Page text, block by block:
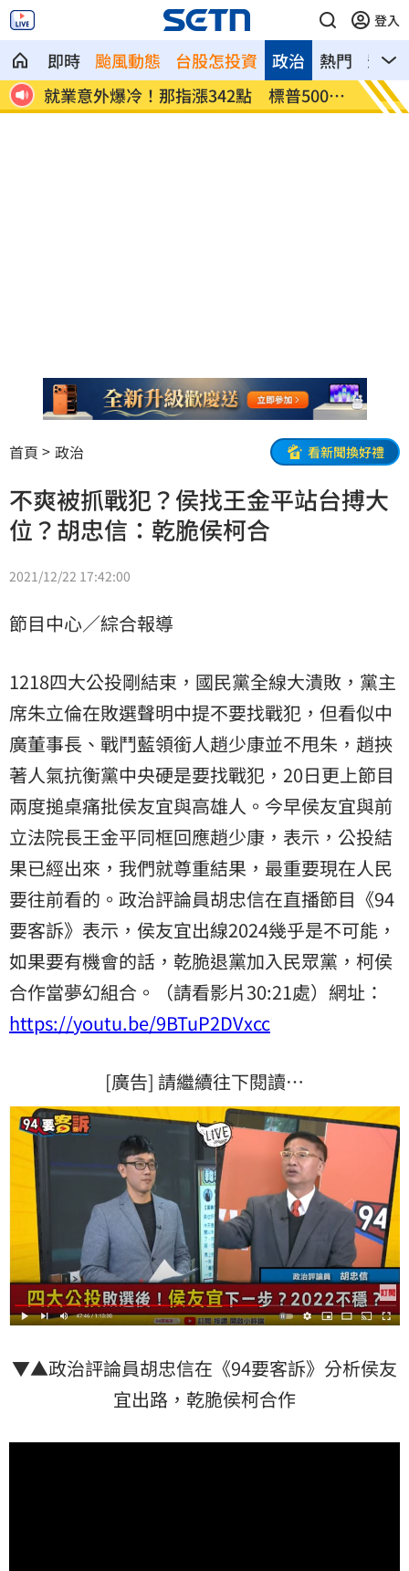
登入
即時 颱風動態 台股怎投資 熱門 影音
政治
炸
就業意外爆冷！那指漲342點 標普500新
高
美通
關稅
首頁 政治 看新聞換好禮
不爽被抓戰犯？侯找王金平站台搏大
位？胡忠信：乾脆侯柯合
2021/12/22 17:42:00
節目中心／綜合報導
1218四大公投剛結束，國民黨全線大潰敗，黨主
席朱立倫在敗選聲明中提不要找戰犯，但看似中
廣董事長、戰鬥藍領銜人趙少康並不甩朱，趙挾
著人氣抗衡黨中央硬是要找戰犯，20日更上節目
兩度搥桌痛批侯友宜與高雄人。今早侯友宜與前
立法院長王金平同框回應趙少康，表示，公投結
果已經出來，我們就尊重結果，最重要現在人民
要往前看的。政治評論員胡忠信在直播節目《94
要客訴》表示，侯友宜出線2024幾乎是不可能，
如果要有機會的話，乾脆退黨加入民眾黨，柯侯
合作當夢幻組合。（請看影片30:21處）網址：
https://youtu.be/9BTuP2DVxcc
[廣告] 請繼續往下閱讀…
▼▲政治評論員胡忠信在《94要客訴》分析侯友
宜出路，乾脆侯柯合作